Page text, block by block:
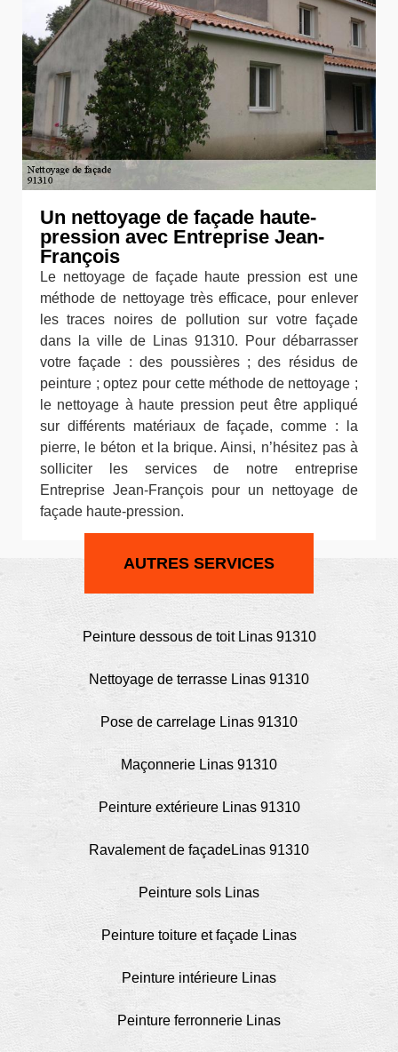
Un nettoyage de façade haute-
pression avec Entreprise Jean-
François
Le nettoyage de façade haute pression est une
méthode de nettoyage très efficace, pour enlever
les traces noires de pollution sur votre façade
dans la ville de Linas 91310. Pour débarrasser
votre façade : des poussières ; des résidus de
peinture ; optez pour cette méthode de nettoyage ;
le nettoyage à haute pression peut être appliqué
sur différents matériaux de façade, comme : la
pierre, le béton et la brique. Ainsi, n’hésitez pas à
solliciter les services de notre entreprise
Entreprise Jean-François pour un nettoyage de
façade haute-pression.
AUTRES SERVICES
Peinture dessous de toit Linas 91310
Nettoyage de terrasse Linas 91310
Pose de carrelage Linas 91310
Maçonnerie Linas 91310
Peinture extérieure Linas 91310
Ravalement de façadeLinas 91310
Peinture sols Linas
Peinture toiture et façade Linas
Peinture intérieure Linas
Peinture ferronnerie Linas